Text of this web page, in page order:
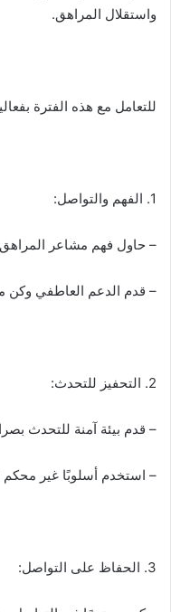
واستقلال المراهق.
للتعامل مع هذه الفترة
1. الفهم والتواصل:
– حاول فهم مشاعر المراهق
– قدم الدعم العاطفي وكن
2. التحفيز للتحدث:
– قدم بيئة آمنة للتحدث
– استخدم أسلوبًا غير
3. الحفاظ على التواصل: